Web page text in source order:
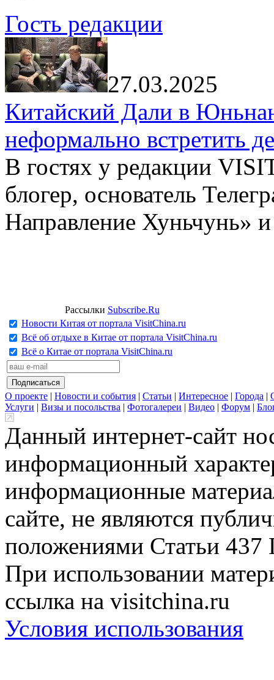
Гость редакции
27.03.2025
Китайский Дали в
неформально встретить
В гостях у редакции
блогер, основатель
Направление Хуньчунь»
Рассылки Subscribe.Ru
Новости Китая от портала VisitChina.ru
Всё об отдыхе в Китае от портала VisitChina.ru
Всё о Китае от портала VisitChina.ru
О проекте | Новости и события | Статьи | Интересное | Города |
Услуги | Визы и посольства | Фотогалереи | Видео | Форум |
Данный интернет-сайт
информационный
информационные
сайте, не являются
положениями Статьи 437
При использовании
ссылка на visitchina.ru
Условия использования